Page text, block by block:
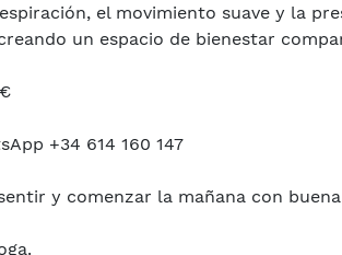
el movimiento suave y la
un espacio de bienestar
+34 614 160 147
y comenzar la mañana con